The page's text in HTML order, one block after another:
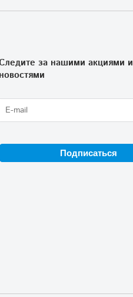
за нашими акциями и
новостями
Подписаться